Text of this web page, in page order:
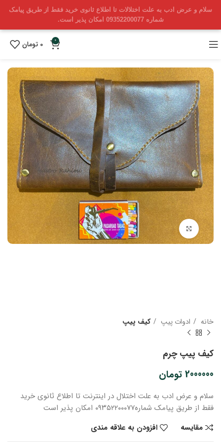
سلام و عرض ادب به علت اختلالات تا اطلاع ثانوی خرید فقط از طریق پیامک
شماره 09352200077 امکان پذیر است.
0
0 تومان
بزرگنمایی تصویر
خانه ادوات پیپ کیف پیپ
کیف پیپ چرم
2000000 تومان
سلام و عرض ادب به علت اختلال در اینترنت تا اطلاع ثانوی خرید
فقط از طریق پیامک شماره۰۹۳۵۲۲۰۰۰۷۷ امکان پذیر است
مقایسه
افزودن به علاقه مندی